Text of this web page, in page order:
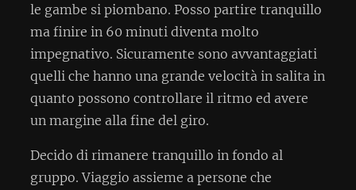
le gambe si piombano. Posso partire tranquillo
ma finire in 60 minuti diventa molto
impegnativo. Sicuramente sono avvantaggiati
quelli che hanno una grande velocità in salita in
quanto possono controllare il ritmo ed avere
un margine alla fine del giro.
Decido di rimanere tranquillo in fondo al
gruppo. Viaggio assieme a persone che